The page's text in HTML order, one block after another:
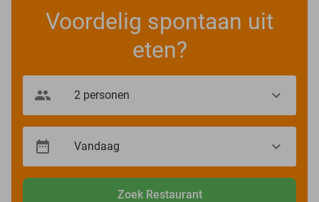
Voordelig spontaan uit
eten?
Zoek Restaurant